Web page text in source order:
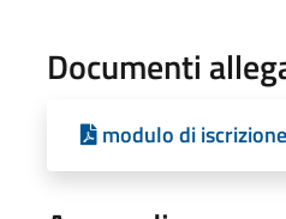
Documenti
modulo di